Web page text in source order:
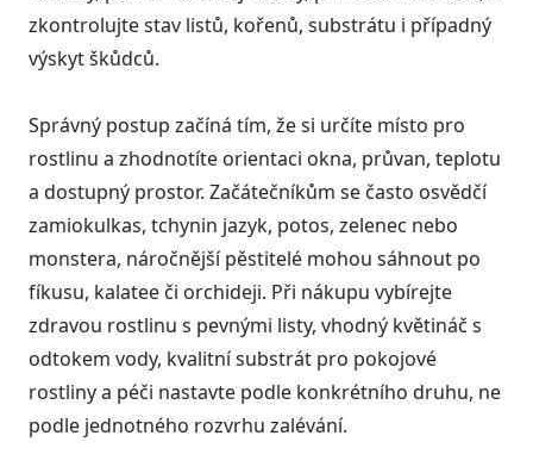
zkontrolujte stav listů, kořenů, substrátu i případný
výskyt škůdců.
Správný postup začíná tím, že si určíte místo pro
rostlinu a zhodnotíte orientaci okna, průvan, teplotu
a dostupný prostor. Začátečníkům se často osvědčí
zamiokulkas, tchynin jazyk, potos, zelenec nebo
monstera, náročnější pěstitelé mohou sáhnout po
fíkusu, kalatee či orchideji. Při nákupu vybírejte
zdravou rostlinu s pevnými listy, vhodný květináč s
odtokem vody, kvalitní substrát pro pokojové
rostliny a péči nastavte podle konkrétního druhu, ne
podle jednotného rozvrhu zalévání.